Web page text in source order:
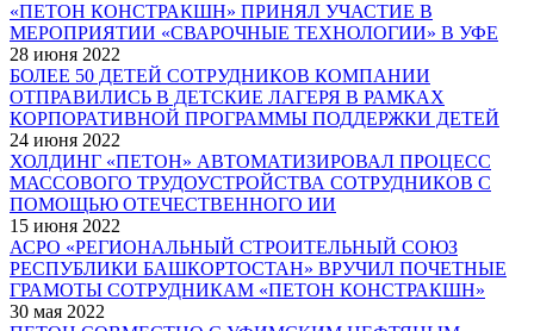
«ПЕТОН КОНСТРАКШН» ПРИНЯЛ УЧАСТИЕ В
МЕРОПРИЯТИИ «СВАРОЧНЫЕ ТЕХНОЛОГИИ» В УФЕ
28 июня 2022
БОЛЕЕ 50 ДЕТЕЙ СОТРУДНИКОВ КОМПАНИИ
ОТПРАВИЛИСЬ В ДЕТСКИЕ ЛАГЕРЯ В РАМКАХ
КОРПОРАТИВНОЙ ПРОГРАММЫ ПОДДЕРЖКИ ДЕТЕЙ
24 июня 2022
ХОЛДИНГ «ПЕТОН» АВТОМАТИЗИРОВАЛ ПРОЦЕСС
МАССОВОГО ТРУДОУСТРОЙСТВА СОТРУДНИКОВ С
ПОМОЩЬЮ ОТЕЧЕСТВЕННОГО ИИ
15 июня 2022
АСРО «РЕГИОНАЛЬНЫЙ СТРОИТЕЛЬНЫЙ СОЮЗ
РЕСПУБЛИКИ БАШКОРТОСТАН» ВРУЧИЛ ПОЧЕТНЫЕ
ГРАМОТЫ СОТРУДНИКАМ «ПЕТОН КОНСТРАКШН»
30 мая 2022